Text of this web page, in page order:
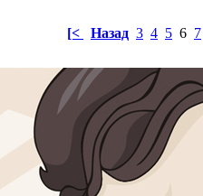
[< Назад 3 4 5 6 7